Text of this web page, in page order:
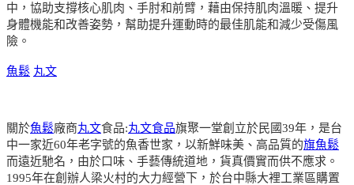
中，協助支撐核心肌肉、手肘和前臂，藉由保持肌肉溫暖、提升
身體機能和改善姿勢，幫助提升運動時的最佳肌能和減少受傷風
險。
魚鬆 丸文
關於魚鬆廠商丸文食品:丸文食品旗聚一堂創立於民國39年，是台
中一家近60年老字號的魚香世家，以新鮮味美、高品質的旗魚鬆
而遠近馳名，由於口味、手藝傳統道地，貨真價實而供不應求。
1995年在創辦人梁火村的大力經營下，於台中縣大裡工業區購置